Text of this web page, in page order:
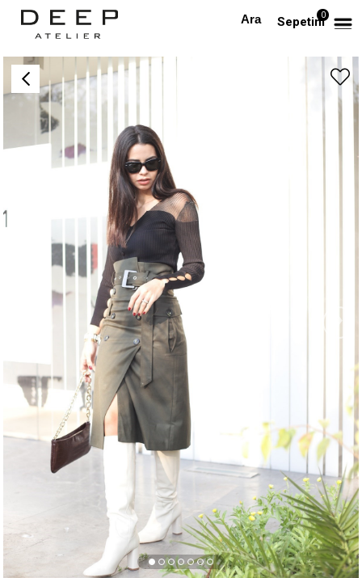
Sepetim0
Anasayfa Arkadan Fermuarlı Düğmeli Tasarım Etek
›